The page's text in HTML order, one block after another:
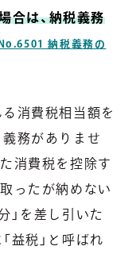
合は、納税義務
納税義務の
消費税相当額を
務がありませ
消費税を控除す
ったが納めない
」を差し引いた
益税」と呼ばれ